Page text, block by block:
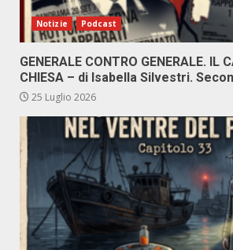
Notizie Podcast
GENERALE CONTRO GENERALE. IL
CHIESA – di Isabella Silvestri.
25 Luglio 2026